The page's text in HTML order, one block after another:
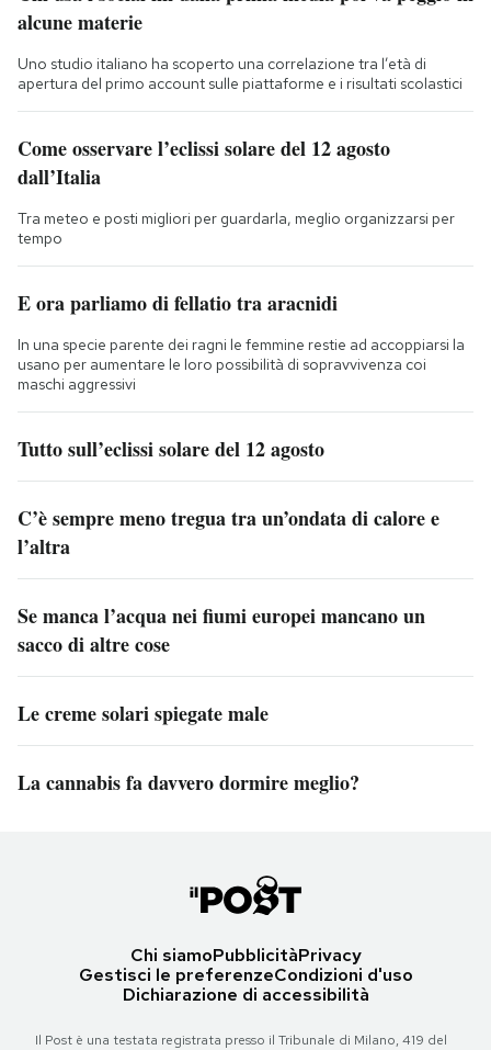
alcune materie
Uno studio italiano ha scoperto una correlazione tra l’età di
apertura del primo account sulle piattaforme e i risultati scolastici
Come osservare l’eclissi solare del 12 agosto
dall’Italia
Tra meteo e posti migliori per guardarla, meglio organizzarsi per
tempo
E ora parliamo di fellatio tra aracnidi
In una specie parente dei ragni le femmine restie ad accoppiarsi la
usano per aumentare le loro possibilità di sopravvivenza coi
maschi aggressivi
Tutto sull’eclissi solare del 12 agosto
C’è sempre meno tregua tra un’ondata di calore e
l’altra
Se manca l’acqua nei fiumi europei mancano un
sacco di altre cose
Le creme solari spiegate male
La cannabis fa davvero dormire meglio?
Chi siamoPubblicitàPrivacy
Gestisci le preferenzeCondizioni d'uso
Dichiarazione di accessibilità
Il Post è una testata registrata presso il Tribunale di Milano, 419 del